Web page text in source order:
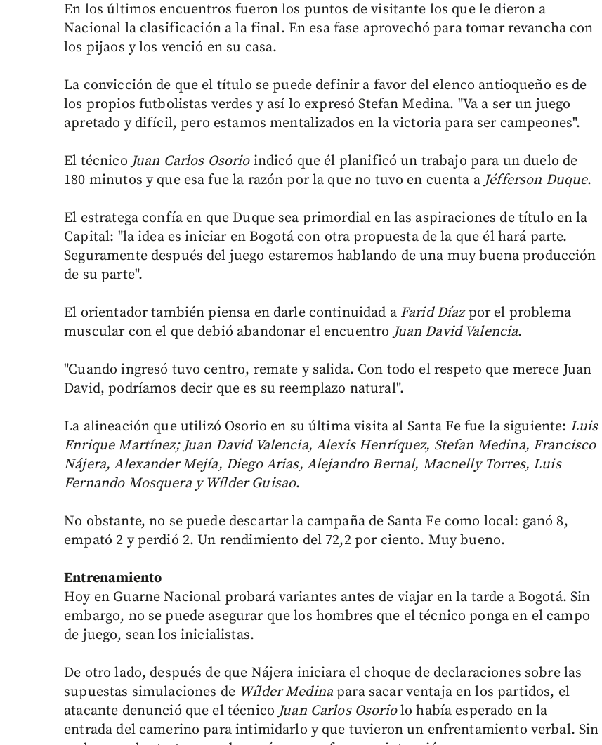
En los últimos encuentros fueron los puntos de visitante los que le dieron a
Nacional la clasificación a la final. En esa fase aprovechó para tomar revancha con
los pijaos y los venció en su casa.
La convicción de que el título se puede definir a favor del elenco antioqueño es de
los propios futbolistas verdes y así lo expresó Stefan Medina. "Va a ser un juego
apretado y difícil, pero estamos mentalizados en la victoria para ser campeones".
El técnicoJuan Carlos Osorioindicó que él planificó un trabajo para un duelo de
180 minutos y que esa fue la razón por la que no tuvo en cuenta aJéfferson Duque.
El estratega confía en que Duque sea primordial en las aspiraciones de título en la
Capital: "la idea es iniciar en Bogotá con otra propuesta de la que él hará parte.
Seguramente después del juego estaremos hablando de una muy buena producción
de su parte".
El orientador también piensa en darle continuidad a Farid Díazpor el problema
muscular con el que debió abandonar el encuentroJuan David Valencia.
"Cuando ingresó tuvo centro, remate y salida. Con todo el respeto que merece Juan
David, podríamos decir que es su reemplazo natural".
La alineación que utilizó Osorio en su última visita al Santa Fe fue la siguiente: Luis
Enrique Martínez; Juan David Valencia, Alexis Henríquez, Stefan Medina, Francisco
Nájera, Alexander Mejía, Diego Arias, Alejandro Bernal, Macnelly Torres, Luis
Fernando Mosquera y Wílder Guisao.
No obstante, no se puede descartar la campaña de Santa Fe como local: ganó 8,
empató 2 y perdió 2. Un rendimiento del 72,2 por ciento. Muy bueno.
Entrenamiento
Hoy en Guarne Nacional probará variantes antes de viajar en la tarde a Bogotá. Sin
embargo, no se puede asegurar que los hombres que el técnico ponga en el campo
de juego, sean los inicialistas.
De otro lado, después de que Nájera iniciara el choque de declaraciones sobre las
supuestas simulaciones de Wílder Medina para sacar ventaja en los partidos, el
atacante denunció que el técnicoJuan Carlos Osoriolo había esperado en la
entrada del camerino para intimidarlo y que tuvieron un enfrentamiento verbal. Sin